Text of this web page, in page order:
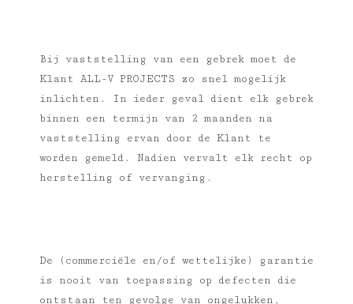
Bij vaststelling van een gebrek moet de
Klant ALL-V PROJECTS zo snel mogelijk
inlichten. In ieder geval dient elk gebrek
binnen een termijn van 2 maanden na
vaststelling ervan door de Klant te
worden gemeld. Nadien vervalt elk recht op
herstelling of vervanging.
De (commerciële en/of wettelijke) garantie
is nooit van toepassing op defecten die
ontstaan ten gevolge van ongelukken,